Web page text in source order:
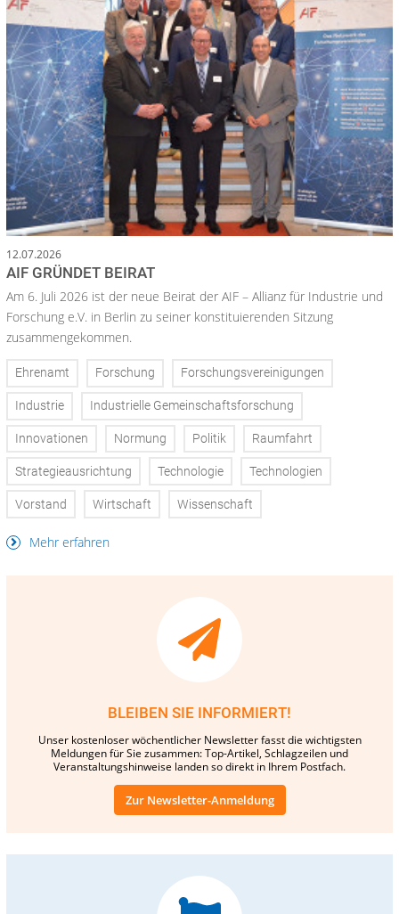
12.07.2026
AIF GRÜNDET BEIRAT
Am 6. Juli 2026 ist der neue Beirat der AIF – Allianz für Industrie und
Forschung e.V. in Berlin zu seiner konstituierenden Sitzung
zusammengekommen.
Ehrenamt Forschung Forschungsvereinigungen
Industrie Industrielle Gemeinschaftsforschung
Innovationen Normung Politik Raumfahrt
Strategieausrichtung Technologie Technologien
Vorstand Wirtschaft Wissenschaft
Mehr erfahren
BLEIBEN SIE INFORMIERT!
Unser kostenloser wöchentlicher Newsletter fasst die wichtigsten
Meldungen für Sie zusammen: Top-Artikel, Schlagzeilen und
Veranstaltungshinweise landen so direkt in Ihrem Postfach.
Zur Newsletter-Anmeldung